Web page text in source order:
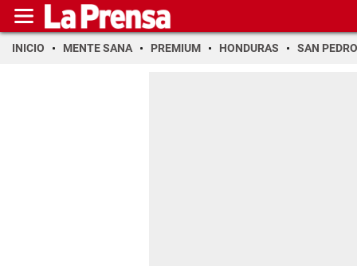
INICIO MENTE SANA PREMIUM HONDURAS SAN PEDRO